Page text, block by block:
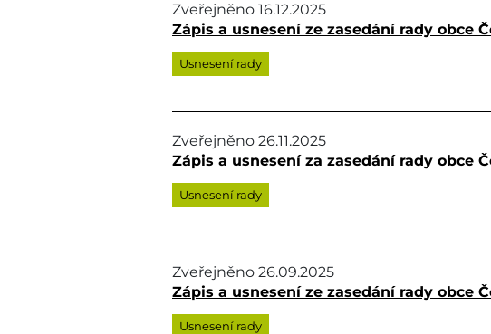
Zveřejněno 16.12.2025
Zápis a usnesení ze zasedání rady obce
Usnesení rady
Zveřejněno 26.11.2025
Zápis a usnesení za zasedání rady obce
Usnesení rady
Zveřejněno 26.09.2025
Zápis a usnesení ze zasedání rady obce
Usnesení rady